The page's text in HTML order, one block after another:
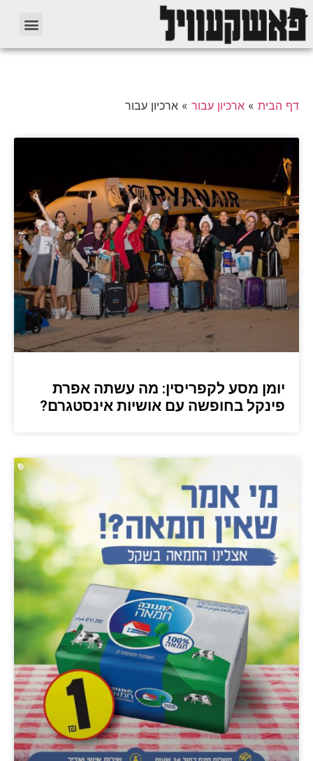
דף הבית » ארכיון עבור » ארכיון עבור
יומן מסע לקפריסין: מה עשתה אפרת
פינקל בחופשה עם אושיות אינסטגרם?